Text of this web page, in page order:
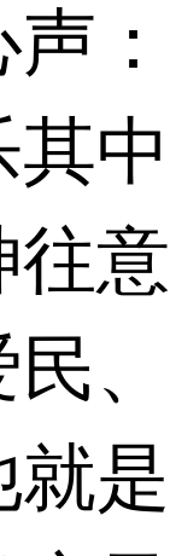
就